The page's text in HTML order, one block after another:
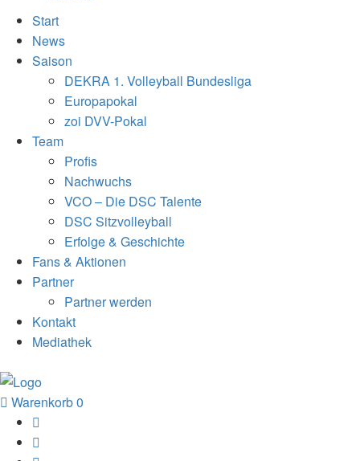
Start
News
Saison
DEKRA 1. Volleyball Bundesliga
Europapokal
zoi DVV-Pokal
Team
Profis
Nachwuchs
VCO – Die DSC Talente
DSC Sitzvolleyball
Erfolge & Geschichte
Fans & Aktionen
Partner
Partner werden
Kontakt
Mediathek
Warenkorb0